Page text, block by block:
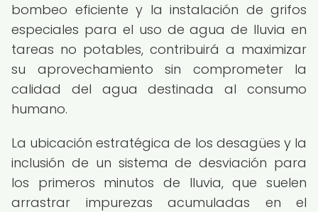
bombeo eficiente y la instalación de grifos
especiales para el uso de agua de lluvia en
tareas no potables, contribuirá a maximizar
su aprovechamiento sin comprometer la
calidad del agua destinada al consumo
humano.
La ubicación estratégica de los desagües y la
inclusión de un sistema de desviación para
los primeros minutos de lluvia, que suelen
arrastrar impurezas acumuladas en el